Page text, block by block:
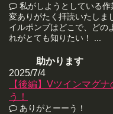
私がしようとしている
変ありがたく拝読いたしま
イルポンプはどこで、どの
れがとても知りたい！ ...
助かります
2025/7/4
【後編】Vツインマグ
う！
ありがとーーう！